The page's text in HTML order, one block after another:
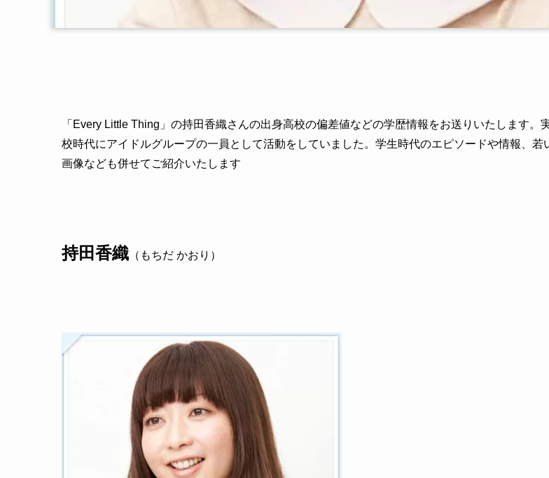
「Every Little Thing」の持田香織さんの出身高校の偏差値などの学歴情報をお送りいたします。
校時代にアイドルグループの一員として活動をしていました。学生時代のエピソードや情報、若
画像なども併せてご紹介いたします
持田香織 （もちだ かおり）